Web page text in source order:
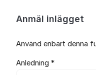
Anmäl inlägget
Använd enbart denna
Anledning *